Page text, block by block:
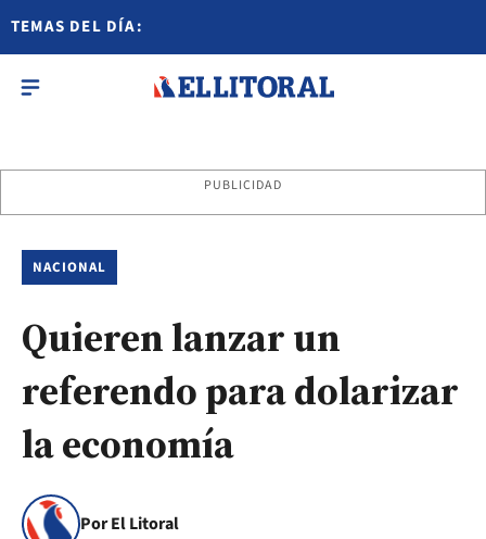
TEMAS DEL DÍA:
PUBLICIDAD
NACIONAL
Quieren lanzar un
referendo para dolarizar
la economía
Por El Litoral